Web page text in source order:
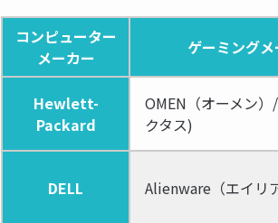
コンピューター
メーカー
ゲーミングメ
Hewlett-
Packard
OMEN（オーメン
クタス)
DELL Alienware（エイリ